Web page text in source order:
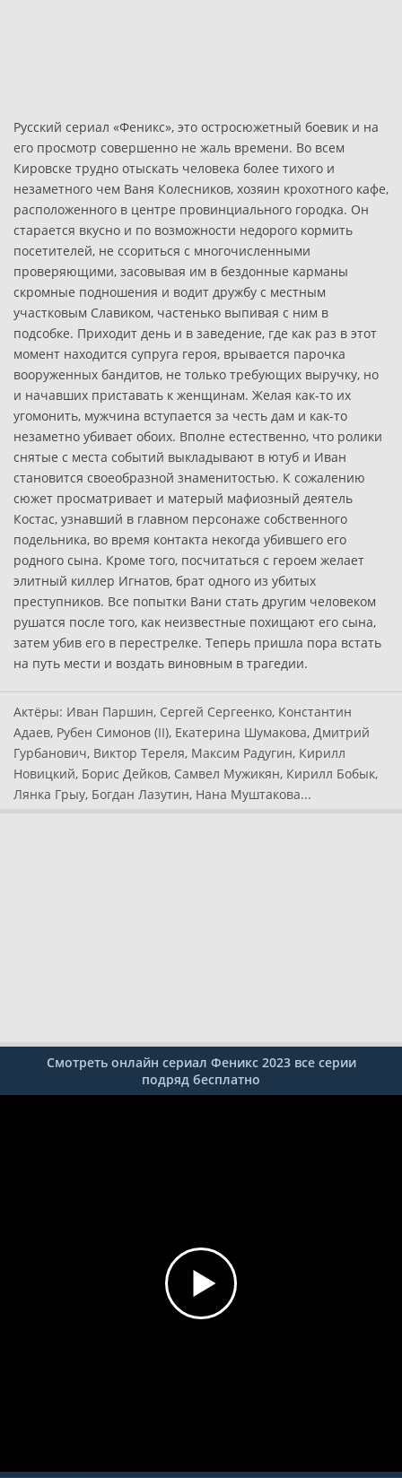
Русский сериал «Феникс», это остросюжетный боевик и на
его просмотр совершенно не жаль времени. Во всем
Кировске трудно отыскать человека более тихого и
незаметного чем Ваня Колесников, хозяин крохотного кафе,
расположенного в центре провинциального городка. Он
старается вкусно и по возможности недорого кормить
посетителей, не ссориться с многочисленными
проверяющими, засовывая им в бездонные карманы
скромные подношения и водит дружбу с местным
участковым Славиком, частенько выпивая с ним в
подсобке. Приходит день и в заведение, где как раз в этот
момент находится супруга героя, врывается парочка
вооруженных бандитов, не только требующих выручку, но
и начавших приставать к женщинам. Желая как-то их
угомонить, мужчина вступается за честь дам и как-то
незаметно убивает обоих. Вполне естественно, что ролики
снятые с места событий выкладывают в ютуб и Иван
становится своеобразной знаменитостью. К сожалению
сюжет просматривает и матерый мафиозный деятель
Костас, узнавший в главном персонаже собственного
подельника, во время контакта некогда убившего его
родного сына. Кроме того, посчитаться с героем желает
элитный киллер Игнатов, брат одного из убитых
преступников. Все попытки Вани стать другим человеком
рушатся после того, как неизвестные похищают его сына,
затем убив его в перестрелке. Теперь пришла пора встать
на путь мести и воздать виновным в трагедии.
Актёры: Иван Паршин, Сергей Сергеенко, Константин
Адаев, Рубен Симонов (II), Екатерина Шумакова, Дмитрий
Гурбанович, Виктор Тереля, Максим Радугин, Кирилл
Новицкий, Борис Дейков, Самвел Мужикян, Кирилл Бобык,
Лянка Грыу, Богдан Лазутин, Нана Муштакова...
Смотреть онлайн сериал Феникс 2023 все серии
подряд бесплатно